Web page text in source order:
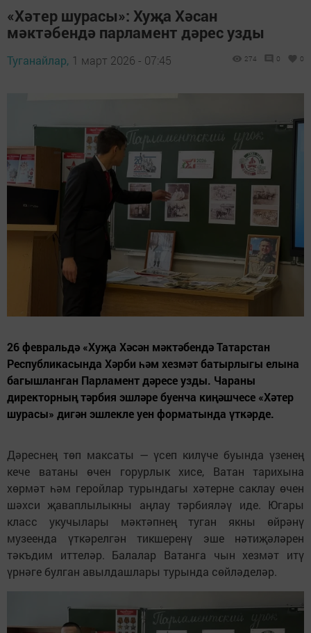
«Хәтер шурасы»: Хуҗа Хәсан
мәктәбендә парламент дәрес узды
Туганайлар, 1 март 2026 - 07:45 274 0 0
26 февральдә «Хуҗа Хәсән мәктәбендә Татарстан
Республикасында Хәрби һәм хезмәт батырлыгы елына
багышланган Парламент дәресе узды. Чараны
директорның тәрбия эшләре буенча киңәшчесе «Хәтер
шурасы» дигән эшлекле уен форматында үткәрде.
Дәреснең төп максаты — үсеп килүче буында үзенең
кече ватаны өчен горурлык хисе, Ватан тарихына
хөрмәт һәм геройлар турындагы хәтерне саклау өчен
шәхси җаваплылыкны аңлау тәрбияләү иде. Югары
класс укучылары мәктәпнең туган якны өйрәнү
музеенда үткәрелгән тикшеренү эше нәтиҗәләрен
тәкъдим иттеләр. Балалар Ватанга чын хезмәт итү
үрнәге булган авылдашлары турында сөйләделәр.